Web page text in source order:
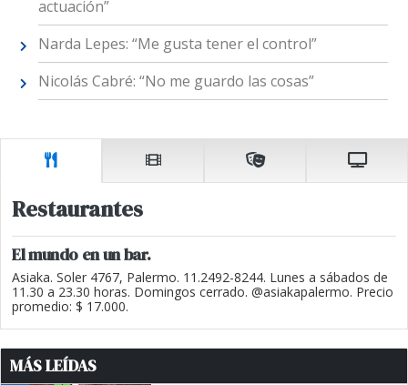
actuación”
Narda Lepes: “Me gusta tener el control”
Nicolás Cabré: “No me guardo las cosas”
Restaurantes
El mundo en un bar.
Asiaka. Soler 4767, Palermo. 11.2492-8244. Lunes a sábados de
11.30 a 23.30 horas. Domingos cerrado. @asiakapalermo. Precio
promedio: $ 17.000.
MÁS LEÍDAS